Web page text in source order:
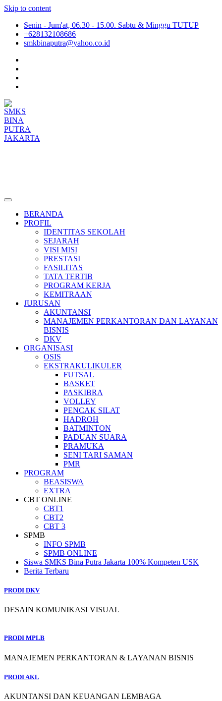
Skip to content
Senin - Jum'at, 06.30 - 15.00. Sabtu & Minggu TUTUP
+628132108686
smkbinaputra@yahoo.co.id
BERANDA
PROFIL
IDENTITAS SEKOLAH
SEJARAH
VISI MISI
PRESTASI
FASILITAS
TATA TERTIB
PROGRAM KERJA
KEMITRAAN
JURUSAN
AKUNTANSI
MANAJEMEN PERKANTORAN DAN LAYANAN
BISNIS
DKV
ORGANISASI
OSIS
EKSTRAKULIKULER
FUTSAL
BASKET
PASKIBRA
VOLLEY
PENCAK SILAT
HADROH
BATMINTON
PADUAN SUARA
PRAMUKA
SENI TARI SAMAN
PMR
PROGRAM
BEASISWA
EXTRA
CBT ONLINE
CBT1
CBT2
CBT 3
SPMB
INFO SPMB
SPMB ONLINE
Siswa SMKS Bina Putra Jakarta 100% Kompeten USK
Berita Terbaru
PRODI DKV
DESAIN KOMUNIKASI VISUAL
PRODI MPLB
MANAJEMEN PERKANTORAN & LAYANAN BISNIS
PRODI AKL
AKUNTANSI DAN KEUANGAN LEMBAGA